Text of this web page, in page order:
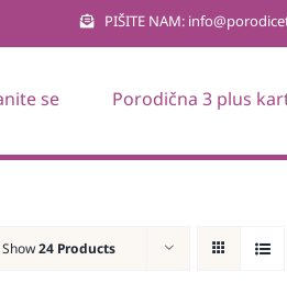
PIŠITE NAM:
se Porodična 3 plus
Show24 Products